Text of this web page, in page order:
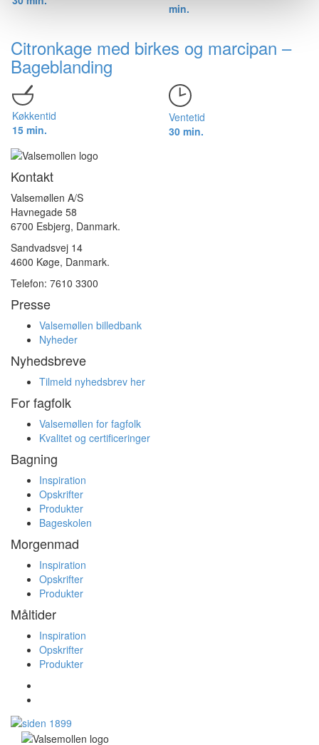
min.
Citronkage med birkes og marcipan –
Bageblanding
Køkkentid
15 min.
Ventetid
30 min.
Kontakt
Valsemøllen A/S
Havnegade 58
6700 Esbjerg, Danmark.
Sandvadsvej 14
4600 Køge, Danmark.
Telefon: 7610 3300
Presse
Valsemøllen billedbank
Nyheder
Nyhedsbreve
Tilmeld nyhedsbrev her
For fagfolk
Valsemøllen for fagfolk
Kvalitet og certificeringer
Bagning
Inspiration
Opskrifter
Produkter
Bageskolen
Morgenmad
Inspiration
Opskrifter
Produkter
Måltider
Inspiration
Opskrifter
Produkter